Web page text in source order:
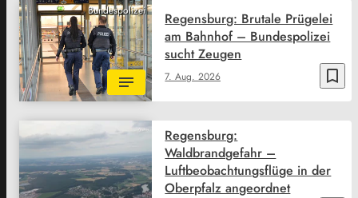
Bundespolizei
bookmark_border
7. Aug. 2026
Regensburg: Brutale Prügelei
am Bahnhof – Bundespolizei
sucht Zeugen
Regensburg:
Waldbrandgefahr –
Luftbeobachtungsflüge in der
Oberpfalz angeordnet